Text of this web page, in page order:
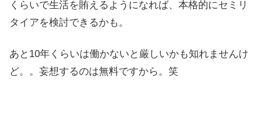
くらいで生活を賄えるようになれば、本格的にセミリ
タイアを検討できるかも。
あと10年くらいは働かないと厳しいかも知れませんけ
ど。。妄想するのは無料ですから。笑